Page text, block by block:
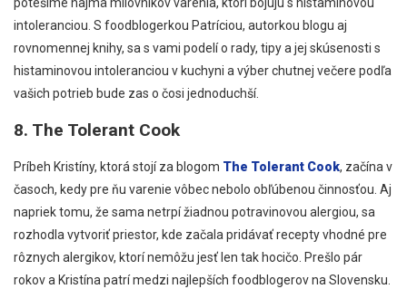
intoleranciou. S foodblogerkou Patríciou, autorkou blogu aj
rovnomennej knihy, sa s vami podelí o rady, tipy a jej skúsenosti s
histaminovou intoleranciou v kuchyni a výber chutnej večere podľa
vašich potrieb bude zas o čosi jednoduchší.
8. The Tolerant Cook
Príbeh Kristíny, ktorá stojí za blogom The Tolerant Cook, začína v
časoch, kedy pre ňu varenie vôbec nebolo obľúbenou činnosťou. Aj
napriek tomu, že sama netrpí žiadnou potravinovou alergiou, sa
rozhodla vytvoriť priestor, kde začala pridávať recepty vhodné pre
rôznych alergikov, ktorí nemôžu jesť len tak hocičo. Prešlo pár
rokov a Kristína patrí medzi najlepších foodblogerov na Slovensku.